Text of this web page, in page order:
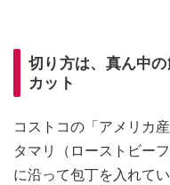
切り方は、真ん中
カット
コストコの「アメリカ
タマリ（ローストビー
に沿って包丁を入れて